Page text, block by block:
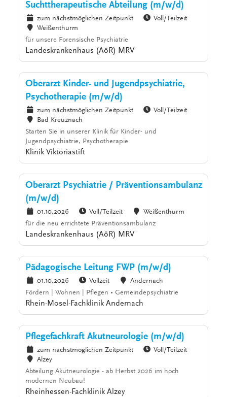
Suchttherapeutische Abteilung (m/w/d)
zum nächstmöglichen Zeitpunkt
Voll/Teilzeit
Weißenthurm
für unsere Forensische Psychiatrie
Landeskrankenhaus (AöR) MRV
Oberarzt Kinder- und Jugendpsychiatrie,
Psychotherapie (m/w/d)
zum nächstmöglichen Zeitpunkt
Voll/Teilzeit
Bad Kreuznach
Starten Sie in unserer Klinik für Kinder- und
Jugendpsychiatrie, Psychotherapie
Klinik Viktoriastift
Oberarzt Psychiatrie / Präventionsambulanz
(m/w/d)
01.10.2026 Voll/Teilzeit
Weißenthurm
für die neu errichtete Präventionsambulanz
Landeskrankenhaus (AöR) MRV
Pädagogische Leitung FWP (m/w/d)
01.10.2026 Vollzeit
Andernach
Fördern | Wohnen | Pflegen • Gemeindepsychiatrie
Rhein-Mosel-Fachklinik Andernach
Pflegefachkraft Akutneurologie (m/w/d)
zum nächstmöglichen Zeitpunkt
Voll/Teilzeit
Alzey
Abteilung Akutneurologie - ab Herbst 2026 im hoch
modernen Neubau!
Rheinhessen-Fachklinik Alzey